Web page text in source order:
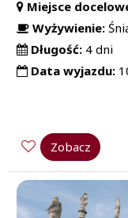
Miejsce
Wyżywienie:
Długość: 4 dni
Data wyjazdu:
Zobacz